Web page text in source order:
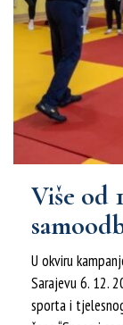
Više od
U okviru
Sarajevu 6. 12.
sporta i